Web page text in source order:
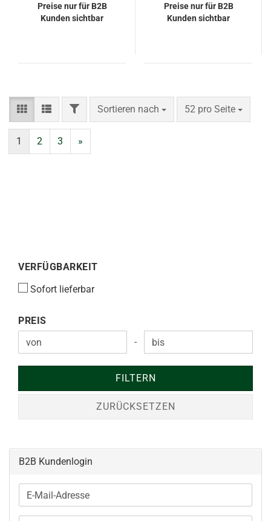
Preise nur für B2B
Kunden sichtbar
Preise nur für B2B
Kunden sichtbar
FILTERSortieren nach
Sortieren nach 52 pro Seite
pro Seite
1 2 3 »
VERFÜGBARKEIT
VERFÜGBARKEIT
Sofort lieferbar
PREIS
PREIS
Preis bis
-
FILTERN
ZURÜCKSETZEN
B2B Kundenlogin
E-
Mail-